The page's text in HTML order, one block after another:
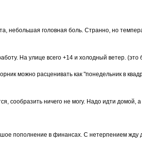
небольшая головная боль. Странно, но
На улице всего +14 и холодный ветер.
можно расценивать как "понедельник в
сообразить ничего не могу. Надо идти домой,
пополнение в финансах. С нетерпением жду